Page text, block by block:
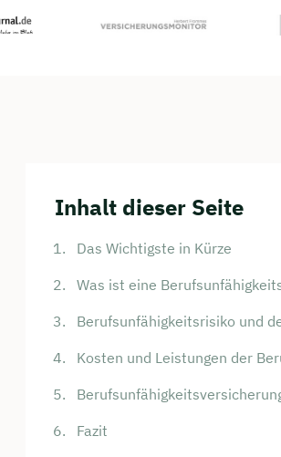
Inhalt dieser Seite
Das Wichtigste in Kürze
Was ist eine
Berufsunfähigkeitsrisiko und
Kosten und Leistungen der
Fazit